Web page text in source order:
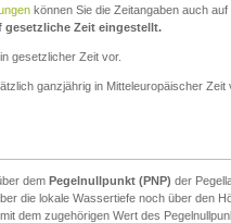
können Sie die Zeitangaben auch
gesetzliche Zeit eingestellt.
gesetzlicher Zeit vor.
ganzjährig in Mitteleuropäischer Zeit
dem Pegelnullpunkt (PNP) der
die lokale Wassertiefe noch über den
dem zugehörigen Wert des